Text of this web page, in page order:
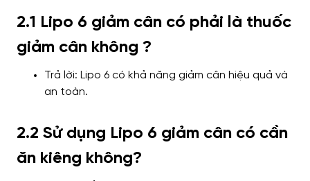
2.1 Lipo 6 giảm cân có phải là thuốc
giảm cân không ?
Trả lời: Lipo 6 có khả năng giảm cân hiệu quả và
an toàn.
2.2 Sử dụng Lipo 6 giảm cân có cần
ăn kiêng không?